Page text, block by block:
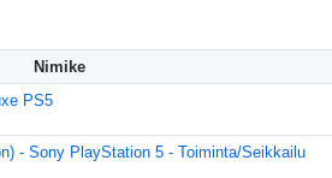
Nimike
PS5
- Sony PlayStation 5 - Toiminta/Seikkailu